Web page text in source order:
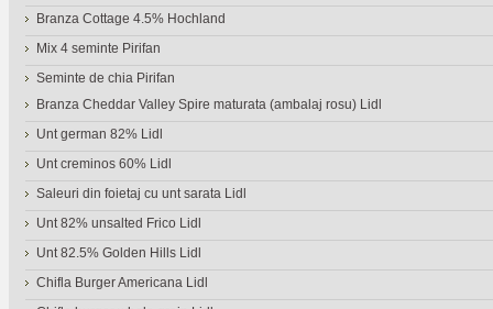
Branza Cottage 4.5% Hochland
Mix 4 seminte Pirifan
Seminte de chia Pirifan
Branza Cheddar Valley Spire maturata (ambalaj rosu) Lidl
Unt german 82% Lidl
Unt creminos 60% Lidl
Saleuri din foietaj cu unt sarata Lidl
Unt 82% unsalted Frico Lidl
Unt 82.5% Golden Hills Lidl
Chifla Burger Americana Lidl